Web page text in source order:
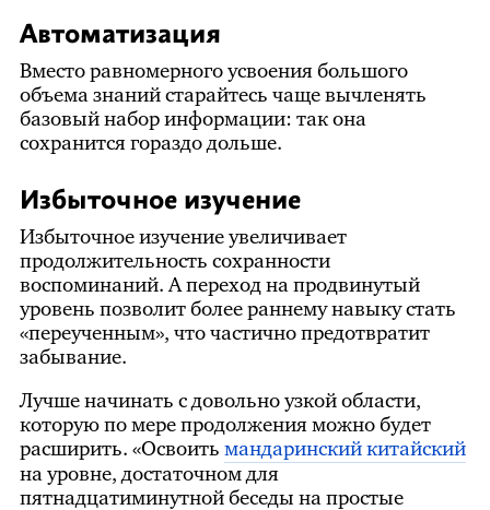
Автоматизация
Вместо равномерного усвоения большого
объема знаний старайтесь чаще вычленять
базовый набор информации: так она
сохранится гораздо дольше.
Избыточное изучение
Избыточное изучение увеличивает
продолжительность сохранности
воспоминаний. А переход на продвинутый
уровень позволит более раннему навыку стать
«переученным», что частично предотвратит
забывание.
Лучше начинать с довольно узкой области,
которую по мере продолжения можно будет
расширить. «Освоить мандаринский китайский
на уровне, достаточном для
пятнадцатиминутной беседы на простые